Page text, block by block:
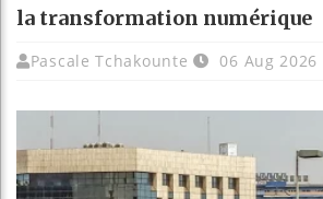
la transformation numérique
Pascale Tchakounte 06 Aug 2026